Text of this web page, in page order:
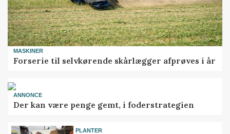
MASKINER
Forserie til selvkørende skårlægger afprøves i år
ANNONCE
Der kan være penge gemt, i foderstrategien
PLANTER